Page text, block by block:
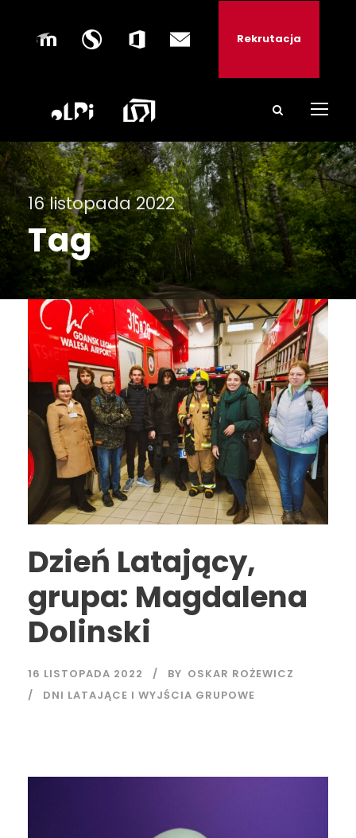
Rekrutacja
16 listopada 2022
Tag
Dzień Latający,
grupa: Magdalena
Dolinski
16 LISTOPADA 2022 BY OSKAR ROŻEWICZ
DNI LATAJĄCE I WYJŚCIA GRUPOWE